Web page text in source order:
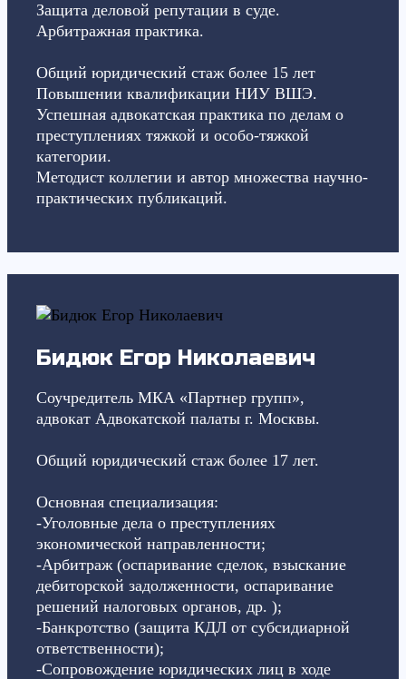
Защита деловой репутации в суде.
Арбитражная практика.
Общий юридический стаж более 15 лет
Повышении квалификации НИУ ВШЭ.
Успешная адвокатская практика по делам о
преступлениях тяжкой и особо-тяжкой
категории.
Методист коллегии и автор множества научно-
практических публикаций.
Бидюк Егор Николаевич
Соучредитель МКА «Партнер групп»,
адвокат Адвокатской палаты г. Москвы.
Общий юридический стаж более 17 лет.
Основная специализация:
-Уголовные дела о преступлениях
экономической направленности;
-Арбитраж (оспаривание сделок, взыскание
дебиторской задолженности, оспаривание
решений налоговых органов, др. );
-Банкротство (защита КДЛ от субсидиарной
ответственности);
-Сопровождение юридических лиц в ходе